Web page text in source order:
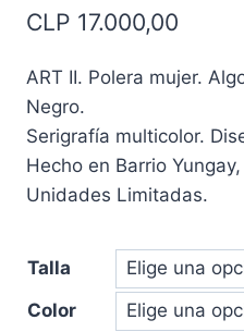
CLP 17.000,00
ART II. Polera mujer.
Negro.
Serigrafía multicolor.
Hecho en Barrio
Unidades Limitadas.
Talla
Color